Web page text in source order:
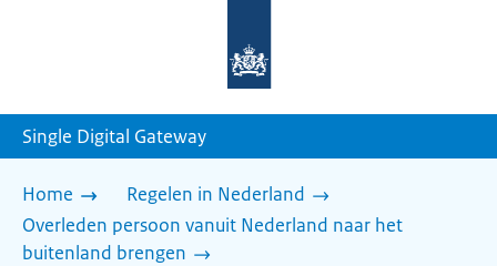
homepage
Single Digital Gateway
Home
Regelen in Nederland
Overleden persoon vanuit Nederland naar het
buitenland brengen